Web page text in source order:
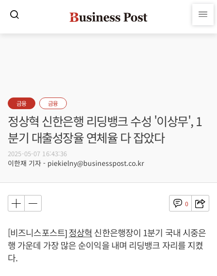
금융 금융
정상혁 신한은행 리딩뱅크 수성 '이상무', 1
분기 대출성장율 연체율 다 잡았다
2025-05-07 16:43:36
이한재 기자 - piekielny@businesspost.co.kr
0
[비즈니스포스트]정상혁 신한은행장이 1분기 국내 시중은
행 가운데 가장 많은 순이익을 내며 리딩뱅크 자리를 지켰
다.